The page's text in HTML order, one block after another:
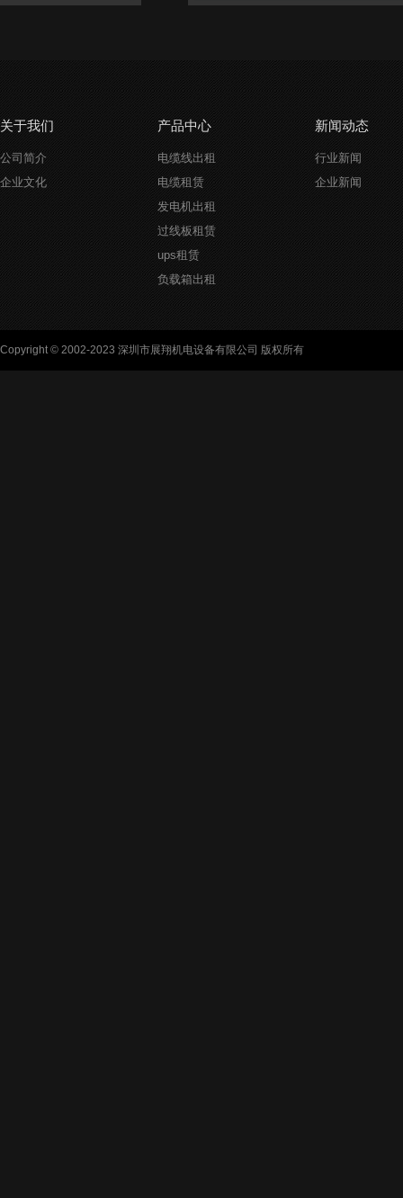
关于我们
公司简介
企业文化
产品中心
电缆线出租
电缆租赁
发电机出租
过线板租赁
ups租赁
负载箱出租
新闻动态
行业新闻
企业新闻
Copyright © 2002-2023 深圳市展翔机电设备有限公司 版权所有